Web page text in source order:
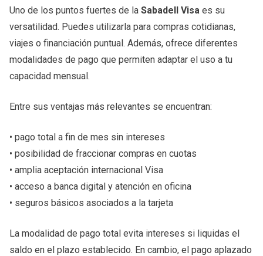
Uno de los puntos fuertes de la Sabadell Visa es su
versatilidad. Puedes utilizarla para compras cotidianas,
viajes o financiación puntual. Además, ofrece diferentes
modalidades de pago que permiten adaptar el uso a tu
capacidad mensual.
Entre sus ventajas más relevantes se encuentran:
• pago total a fin de mes sin intereses
• posibilidad de fraccionar compras en cuotas
• amplia aceptación internacional Visa
• acceso a banca digital y atención en oficina
• seguros básicos asociados a la tarjeta
La modalidad de pago total evita intereses si liquidas el
saldo en el plazo establecido. En cambio, el pago aplazado